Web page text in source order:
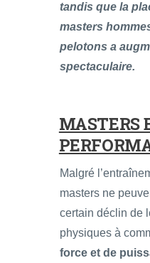
tandis que la
masters
pelotons a
spectaculaire.
MASTERS
Malgré
masters ne
certain déclin de
physiques à
force et de